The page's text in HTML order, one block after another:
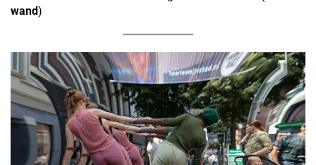
wand)